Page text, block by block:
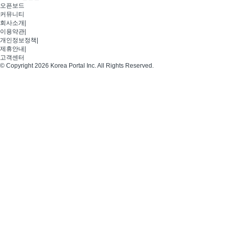
오픈보드
커뮤니티
회사소개
이용약관
개인정보정책
제휴안내
고객센터
© Copyright 2026 Korea Portal Inc. All Rights Reserved.